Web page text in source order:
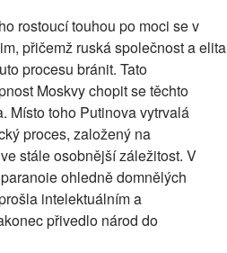
rostoucí touhou po moci se v
přičemž ruská společnost a elita
procesu bránit. Tato
Moskvy chopit se těchto
Místo toho Putinova vytrvalá
proces, založený na
stále osobnější záležitost. V
ohledně domnělých
intelektuálním a
přivedlo národ do